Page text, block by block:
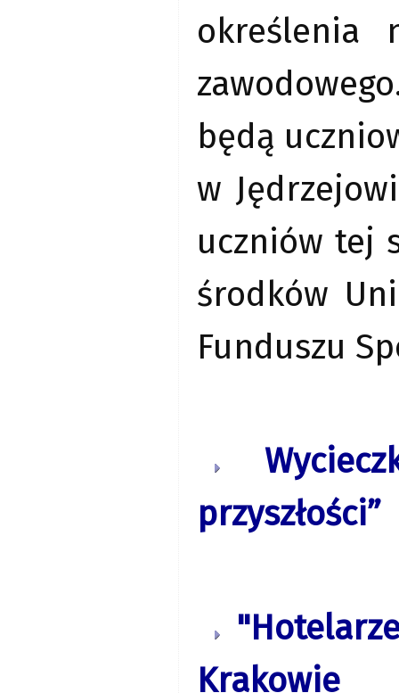
określenia
będą
w
uczniów tej
środków
Funduszu
przyszłości”
Krakowie